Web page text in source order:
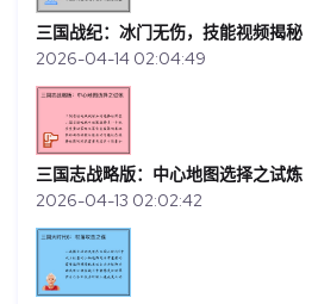
三国战纪：冰门无伤，技能视频揭秘
2026-04-14 02:04:49
三国志战略版：中心地图选择之试炼
2026-04-13 02:02:42